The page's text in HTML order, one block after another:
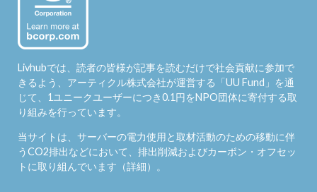
Livhubでは、読者の皆様が記事を読むだけで社会貢献に参加で
きるよう、アーティクル株式会社が運営する「UU Fund 」を通
じて、1ユニークユーザーにつき0.1円をNPO団体に寄付する取
り組みを行っています。
当サイトは、サーバーの電力使用と取材活動のための移動に伴
うCO2排出などにおいて、排出削減およびカーボン・オフセッ
トに取り組んでいます（詳細）。